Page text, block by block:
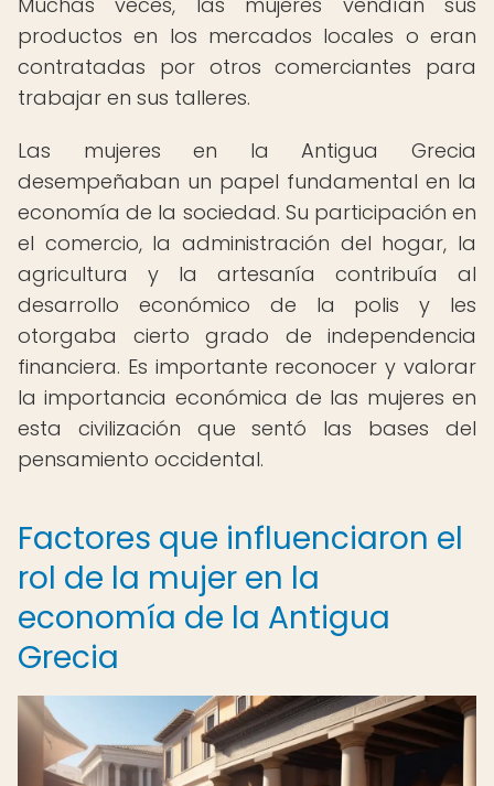
productos en los mercados locales o eran
contratadas por otros comerciantes para
trabajar en sus talleres.
Las mujeres en la Antigua Grecia
desempeñaban un papel fundamental en la
economía de la sociedad. Su participación en
el comercio, la administración del hogar, la
agricultura y la artesanía contribuía al
desarrollo económico de la polis y les
otorgaba cierto grado de independencia
financiera. Es importante reconocer y valorar
la importancia económica de las mujeres en
esta civilización que sentó las bases del
pensamiento occidental.
Factores que influenciaron el
rol de la mujer en la
economía de la Antigua
Grecia